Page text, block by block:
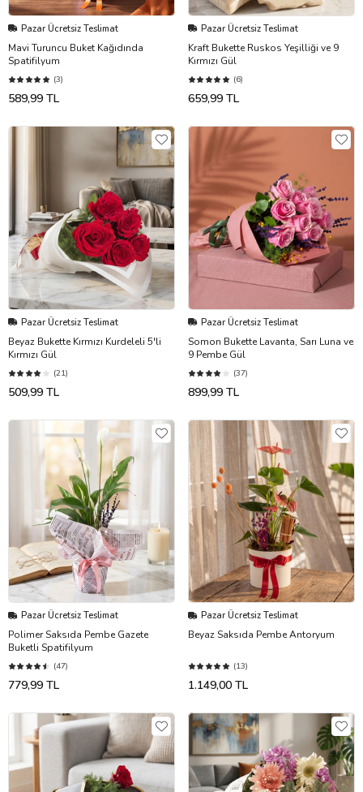
Pazar Ücretsiz Teslimat
Mavi Turuncu Buket Kağıdında
Spatifilyum
(3)
589,99 TL
Pazar Ücretsiz Teslimat
Kraft Bukette Ruskos Yeşilliği ve 9
Kırmızı Gül
(6)
659,99 TL
Pazar Ücretsiz Teslimat
Beyaz Bukette Kırmızı Kurdeleli 5'li
Kırmızı Gül
(21)
509,99 TL
Pazar Ücretsiz Teslimat
Somon Bukette Lavanta, Sarı Luna ve
9 Pembe Gül
(37)
899,99 TL
Pazar Ücretsiz Teslimat
Polimer Saksıda Pembe Gazete
Buketli Spatifilyum
(47)
779,99 TL
Pazar Ücretsiz Teslimat
Beyaz Saksıda Pembe Antoryum
(13)
1.149,00 TL